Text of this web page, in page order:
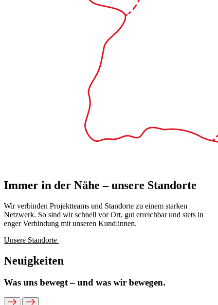
Immer in der Nähe – unsere Standorte
Wir verbinden Projektteams und Standorte zu einem starken
Netzwerk. So sind wir schnell vor Ort, gut erreichbar und stets in
enger Verbindung mit unseren Kund:innen.
Unsere Standorte
Neuigkeiten
Was uns bewegt – und was wir bewegen.